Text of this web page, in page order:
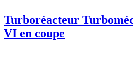
Turboréacteur
VI en coupe